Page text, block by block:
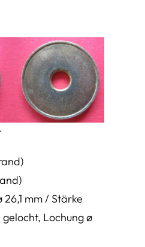
mm / Stärke
Lochung ø